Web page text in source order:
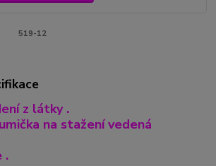
519-12
z látky .
na stažení vedená
.